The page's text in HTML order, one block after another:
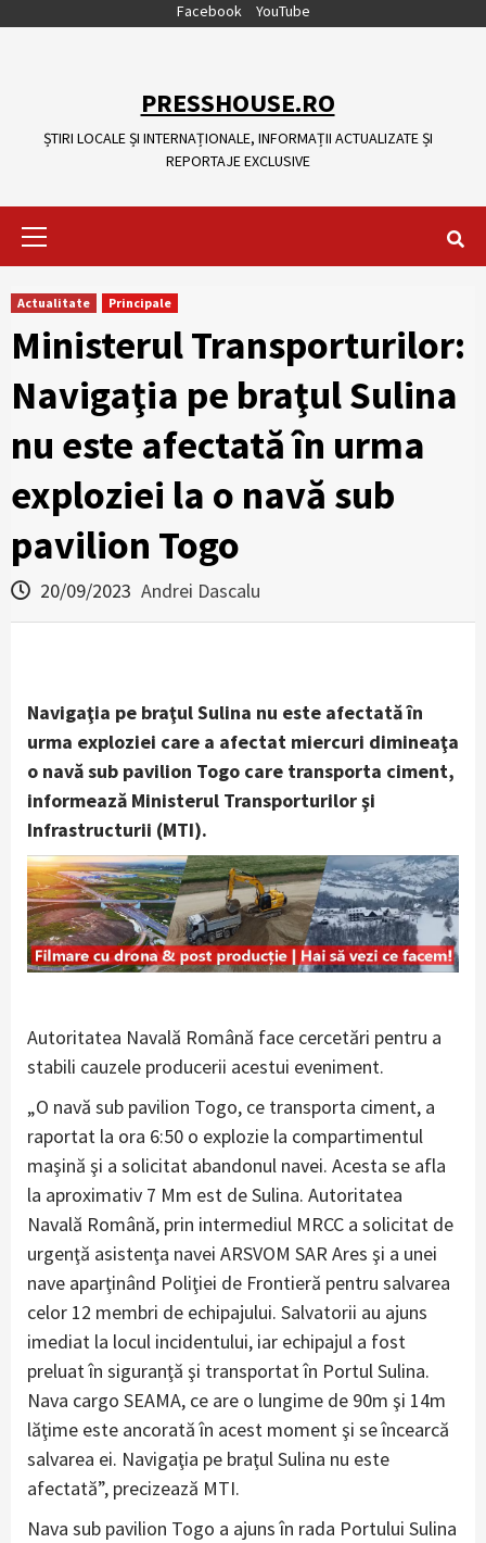
Facebook YouTube
PRESSHOUSE.RO
ȘTIRI LOCALE ȘI INTERNAȚIONALE, INFORMAȚII ACTUALIZATE ȘI
REPORTAJE EXCLUSIVE
Actualitate Principale
Ministerul Transporturilor:
Navigaţia pe braţul Sulina
nu este afectată în urma
exploziei la o navă sub
pavilion Togo
20/09/2023 Andrei Dascalu
Navigaţia pe braţul Sulina nu este afectată în
urma exploziei care a afectat miercuri dimineaţa
o navă sub pavilion Togo care transporta ciment,
informează Ministerul Transporturilor şi
Infrastructurii (MTI).
Autoritatea Navală Română face cercetări pentru a
stabili cauzele producerii acestui eveniment.
„O navă sub pavilion Togo, ce transporta ciment, a
raportat la ora 6:50 o explozie la compartimentul
maşină şi a solicitat abandonul navei. Acesta se afla
la aproximativ 7 Mm est de Sulina. Autoritatea
Navală Română, prin intermediul MRCC a solicitat de
urgenţă asistenţa navei ARSVOM SAR Ares şi a unei
nave aparţinând Poliţiei de Frontieră pentru salvarea
celor 12 membri de echipajului. Salvatorii au ajuns
imediat la locul incidentului, iar echipajul a fost
preluat în siguranţă şi transportat în Portul Sulina.
Nava cargo SEAMA, ce are o lungime de 90m şi 14m
lăţime este ancorată în acest moment şi se încearcă
salvarea ei. Navigaţia pe braţul Sulina nu este
afectată”, precizează MTI.
Nava sub pavilion Togo a ajuns în rada Portului Sulina